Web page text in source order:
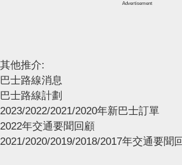
Advertisement
其他推介:
巴士路線消息
巴士路線計劃
2023/2022/2021/2020年新巴士訂單
2022年交通要聞回顧
2021/2020/2019/2018/2017年交通要聞